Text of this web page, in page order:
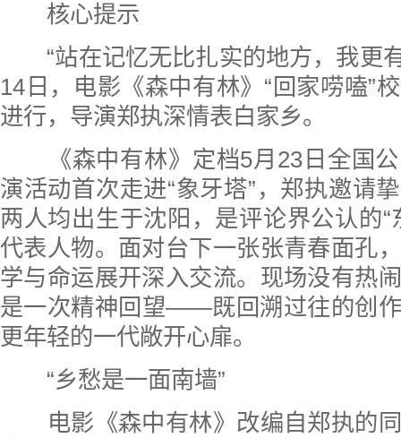
核心提示
“站在记忆无比扎实的地方，我更
14日，电影《森中有林》“回家唠嗑”
进行，导演郑执深情表白家乡。
《森中有林》定档5月23日全国
演活动首次走进“象牙塔”，郑执邀请
两人均出生于沈阳，是评论界公认的“
代表人物。面对台下一张张青春面孔
学与命运展开深入交流。现场没有热
是一次精神回望——既回溯过往的创
更年轻的一代敞开心扉。
“乡愁是一面南墙”
电影《森中有林》改编自郑执的同